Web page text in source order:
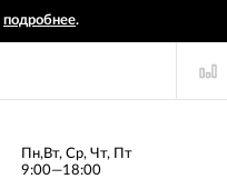
подробнее.
Пн,Вт, Ср, Чт, Пт
9:00—18:00